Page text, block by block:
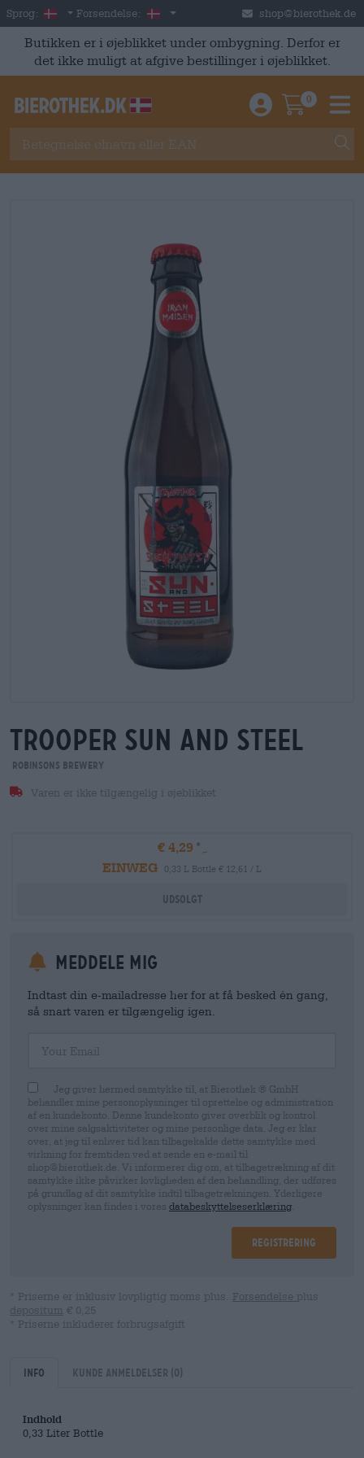
Skip to main content
Sprog: Danish
Forsendelse: Danmark shop@bierothek.de
Butikken er i øjeblikket under ombygning. Derfor er
det ikke muligt at afgive bestillinger i øjeblikket.
Einloggen /
0
trooper sun and steel
Robinsons Brewery
Varen er ikke tilgængelig i øjeblikket
€ 4,29
EINWEG
0,33 L Bottle € 12,61 / L
Udsolgt
meddele mig
Indtast din e-mailadresse her for at få besked én gang,
så snart varen er tilgængelig igen.
Jeg giver hermed samtykke til, at Bierothek ® GmbH
behandler mine personoplysninger til oprettelse og administration
af en kundekonto. Denne kundekonto giver overblik og kontrol
over mine salgsaktiviteter og mine personlige data. Jeg er klar
over, at jeg til enhver tid kan tilbagekalde dette samtykke med
virkning for fremtiden ved at sende en e-mail til
shop@bierothek.de. Vi informerer dig om, at tilbagetrækning af dit
samtykke ikke påvirker lovligheden af ​​den behandling, der udføres
på grundlag af dit samtykke indtil tilbagetrækningen. Yderligere
oplysninger kan findes i vores databeskyttelseserklæring
Registrering
* Priserne er inklusiv lovpligtig moms plus. Forsendelse plus
depositum € 0,25
* Priserne inkluderer forbrugsafgift
Info kunde anmeldelser (0)
Indhold
0,33 Liter Bottle